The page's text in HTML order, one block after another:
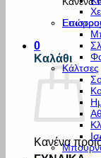
0
Καλάθι
Κανένα
Κάλτσες